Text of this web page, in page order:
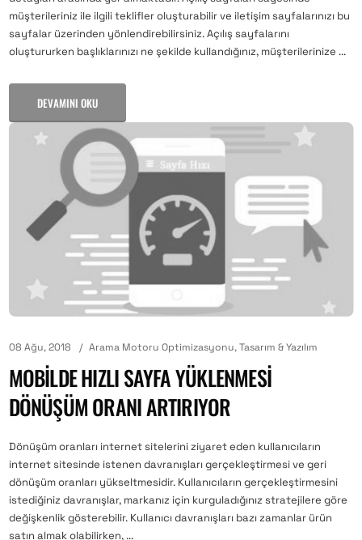
müşterileriniz ile ilgili teklifler oluşturabilir ve iletişim sayfalarınızı bu
sayfalar üzerinden yönlendirebilirsiniz. Açılış sayfalarını
oluştururken başlıklarınızı ne şekilde kullandığınız, müşterilerinize ...
DEVAMINI OKU
08 Ağu, 2018 Arama Motoru Optimizasyonu,Tasarım & Yazılım
MOBILDE HIZLI SAYFA YÜKLENMESI
DÖNÜŞÜM ORANI ARTIRIYOR
Dönüşüm oranları internet sitelerini ziyaret eden kullanıcıların
internet sitesinde istenen davranışları gerçekleştirmesi ve geri
dönüşüm oranları yükseltmesidir. Kullanıcıların gerçekleştirmesini
istediğiniz davranışlar, markanız için kurguladığınız stratejilere göre
değişkenlik gösterebilir. Kullanıcı davranışları bazı zamanlar ürün
satın almak olabilirken, ...